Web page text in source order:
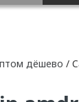
дёшево /